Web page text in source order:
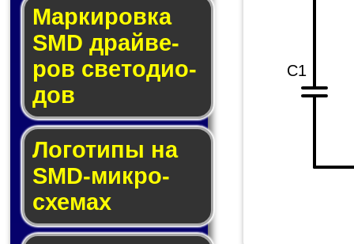
Маркировка
SMD драй­ве­
ров све­то­ди­о­
дов
Логотипы на
SMD-мик­ро­
схе­мах
C1